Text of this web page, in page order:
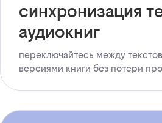
синхронизация
аудиокниг
переключайтесь между
версиями книги без потери